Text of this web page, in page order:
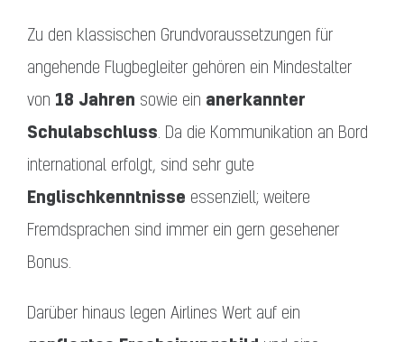
Zu den klassischen Grundvoraussetzungen für
angehende Flugbegleiter gehören ein Mindestalter
von 18 Jahren sowie ein anerkannter
Schulabschluss . Da die Kommunikation an Bord
international erfolgt, sind sehr gute
Englischkenntnisse essenziell; weitere
Fremdsprachen sind immer ein gern gesehener
Bonus.
Darüber hinaus legen Airlines Wert auf ein